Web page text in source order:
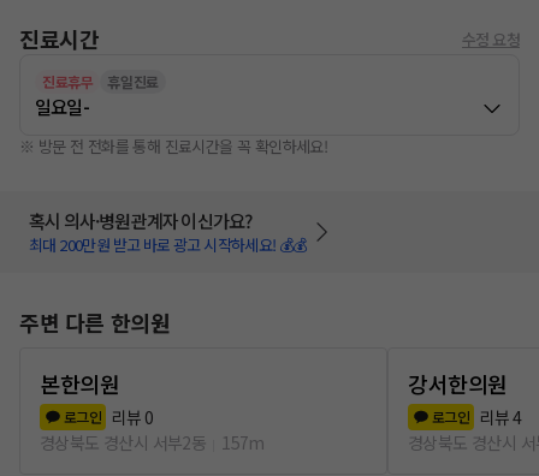
진료시간 수정 요청
진료휴무 휴일진료
일요일-
※ 방문 전 전화를 통해 진료시간을 꼭 확인하세요!
혹시 의사·병원관계자 이신가요?
최대 200만원 받고 바로 광고 시작하세요! 💰💰
주변 다른 한의원
본한의원
로그인 리뷰 0
경상북도 경산시 서부2동
157m
강서한의원
로그인 리뷰4
경상북도 경산시